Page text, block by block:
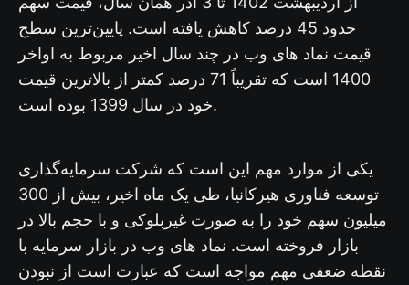
حدود 45 درصد کاهش یافته است. پایین‌ترین سطح
قیمت نماد های وب در چند سال اخیر مربوط به اواخر
1400 است که تقریباً 71 درصد کمتر از بالاترین قیمت
خود در سال 1399 بوده است.
یکی از موارد مهم این است که شرکت سرمایه‌گذاری
توسعه فناوری هیرکانیا، طی یک ماه اخیر، بیش از 300
میلیون سهم خود را به صورت غیربلوکی و با حجم بالا در
بازار فروخته است. نماد های وب در بازار سرمایه با
نقطه ضعفی مهم مواجه است که عبارت است از نبودن